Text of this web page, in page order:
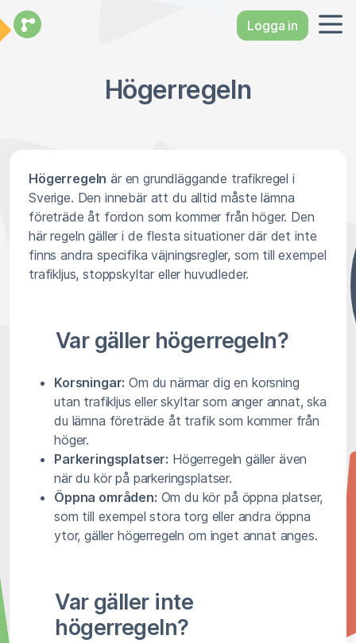
Logga in
Högerregeln
Högerregeln är en grundläggande trafikregel i
Sverige. Den innebär att du alltid måste lämna
företräde åt fordon som kommer från höger. Den
här regeln gäller i de flesta situationer där det inte
finns andra specifika väjningsregler, som till exempel
trafikljus, stoppskyltar eller huvudleder.
Var gäller högerregeln?
Korsningar: Om du närmar dig en korsning
utan trafikljus eller skyltar som anger annat, ska
du lämna företräde åt trafik som kommer från
höger.
Parkeringsplatser: Högerregeln gäller även
när du kör på parkeringsplatser.
Öppna områden: Om du kör på öppna platser,
som till exempel stora torg eller andra öppna
ytor, gäller högerregeln om inget annat anges.
Var gäller inte
högerregeln?